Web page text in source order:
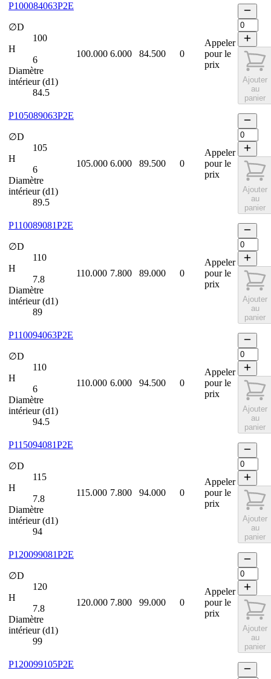
P100084063P2E
∅D
100
H
6
Diamètre
intérieur (d1)
84.5
100.000 6.000 84.500 0
Appeler
pour le
prix
Ajouter
au
panier
P105089063P2E
∅D
105
H
6
Diamètre
intérieur (d1)
89.5
105.000 6.000 89.500 0
Appeler
pour le
prix
Ajouter
au
panier
P110089081P2E
∅D
110
H
7.8
Diamètre
intérieur (d1)
89
110.000 7.800 89.000 0
Appeler
pour le
prix
Ajouter
au
panier
P110094063P2E
∅D
110
H
6
Diamètre
intérieur (d1)
94.5
110.000 6.000 94.500 0
Appeler
pour le
prix
Ajouter
au
panier
P115094081P2E
∅D
115
H
7.8
Diamètre
intérieur (d1)
94
115.000 7.800 94.000 0
Appeler
pour le
prix
Ajouter
au
panier
P120099081P2E
∅D
120
H
7.8
Diamètre
intérieur (d1)
99
120.000 7.800 99.000 0
Appeler
pour le
prix
Ajouter
au
panier
P120099105P2E